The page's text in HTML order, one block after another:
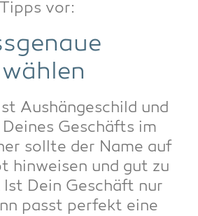
vor:
Aus­hän­ge­schild und
Geschäfts im
soll­te der Name auf
hin­wei­sen und gut zu
Ist Dein Geschäft nur
passt per­fekt eine